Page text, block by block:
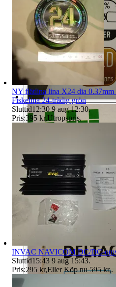
NY flätlina lina X24 dia 0.37mm
Fiskelina 24-trådig grön
Sluttid12:30 9 aug 12:30.
Pris:395 kr,Utropspris.
INVAC NAVICOM DC/DC-
Sluttid15:43 9 aug 15:43.
Pris:295 kr,Eller Köp nu 595 kr,.